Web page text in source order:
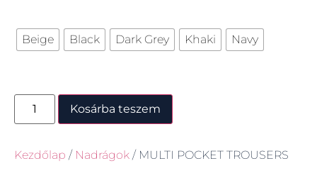
Beige Black Dark Grey Khaki Navy
Kosárba teszem
Kezdőlap / Nadrágok / MULTI POCKET TROUSERS